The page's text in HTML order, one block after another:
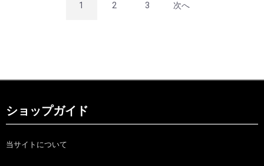
1 2 3 次へ
ショップガイド
当サイトについて